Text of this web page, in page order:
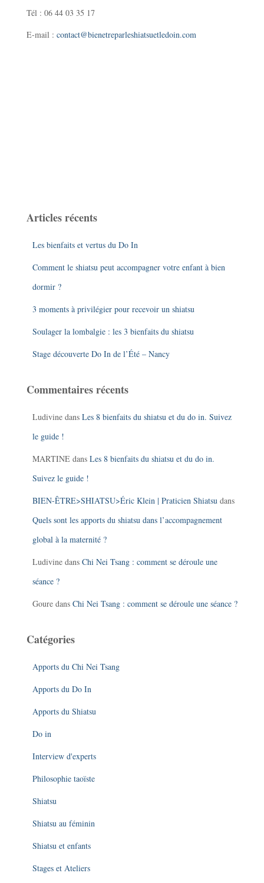
Tél : 06 44 03 35 17
E-mail : contact@bienetreparleshiatsuetledoin.com
Articles récents
Les bienfaits et vertus du Do In
Comment le shiatsu peut accompagner votre enfant à bien
dormir ?
3 moments à privilégier pour recevoir un shiatsu
Soulager la lombalgie : les 3 bienfaits du shiatsu
Stage découverte Do In de l’Été – Nancy
Commentaires récents
Ludivine dans Les 8 bienfaits du shiatsu et du do in. Suivez
le guide !
MARTINE dans Les 8 bienfaits du shiatsu et du do in.
Suivez le guide !
BIEN-ÊTRE>SHIATSU>Éric Klein | Praticien Shiatsu dans
Quels sont les apports du shiatsu dans l’accompagnement
global à la maternité ?
Ludivine dans Chi Nei Tsang : comment se déroule une
séance ?
Goure dans Chi Nei Tsang : comment se déroule une séance ?
Catégories
Apports du Chi Nei Tsang
Apports du Do In
Apports du Shiatsu
Do in
Interview d'experts
Philosophie taoïste
Shiatsu
Shiatsu au féminin
Shiatsu et enfants
Stages et Ateliers